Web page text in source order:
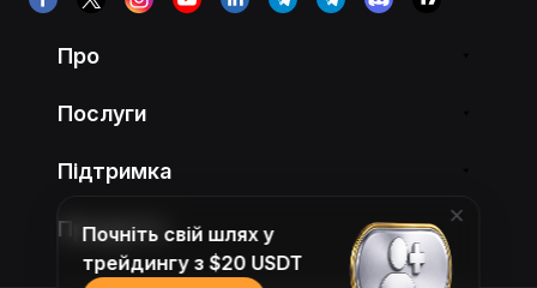
Про
Послуги
Підтримка
Продукти
Почніть свій шлях у
трейдингу з $20 USDT